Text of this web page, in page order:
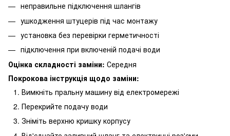
неправильне підключення шлангів
ушкодження штуцерів під час монтажу
установка без перевірки герметичності
підключення при включеній подачі води
Оцінка складності заміни: Середня
Покрокова інструкція щодо заміни:
Вимкніть пральну машину від електромережі
Перекрийте подачу води
Зніміть верхню кришку корпусу